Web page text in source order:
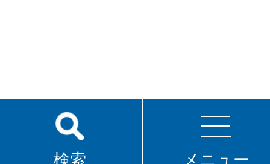
検索 メニュー